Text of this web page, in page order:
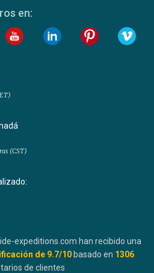
en:
(CST)
expeditions.com han recibido una
de 9.7/10 basado en 1306
de clientes